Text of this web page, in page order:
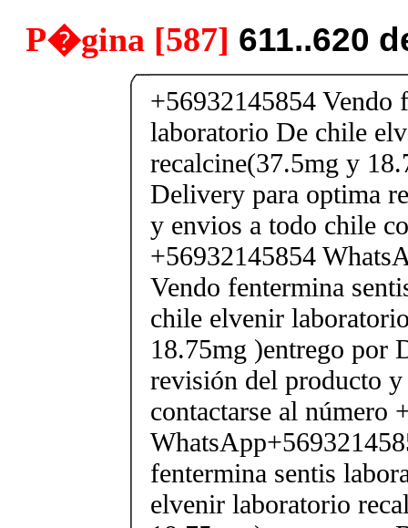
P�gina [587] 611..620
+56932145854 Vendo
laboratorio De chile
recalcine(37.5mg y
Delivery para optima
y envios a todo chile
+56932145854
Vendo fentermina
chile elvenir
18.75mg )entrego por
revisión del producto
contactarse al número
fentermina sentis
elvenir laboratorio